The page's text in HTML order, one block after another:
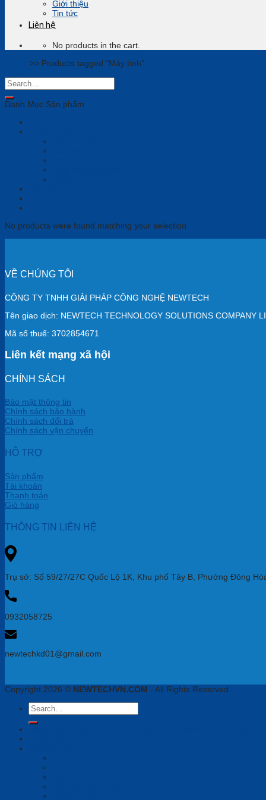
Giới thiệu
Tin tức
Liên hệ
No products in the cart.
>> Products tagged “Máy tính”
Danh Mục Sản phẩm
No products were found matching your selection.
VỀ CHÚNG TÔI
CÔNG TY TNHH GIẢI PHÁP CÔNG NGHỆ NEWTECH
Tên giao dịch: NEWTECH TECHNOLOGY SOLUTIONS COMPANY
Mã số thuế: 3702854671
Liên kết mạng xã hội
CHÍNH SÁCH
Bảo mật thông tin
Chính sách bảo hành
Chính sách đổi trả
Chính sách vận chuyển
HỖ TRỢ
Sản phẩm
Tài khoản
Thanh toán
Giỏ hàng
THÔNG TIN LIÊN HỆ
Trụ sở: Số 59/27/27C Quốc Lộ 1K, Khu phố Tây B, Phường Đông
0932058725
newtechkd01@gmail.com
Copyright 2026 © NEWTECHVN.COM - All Rights Reserved
Search
for: